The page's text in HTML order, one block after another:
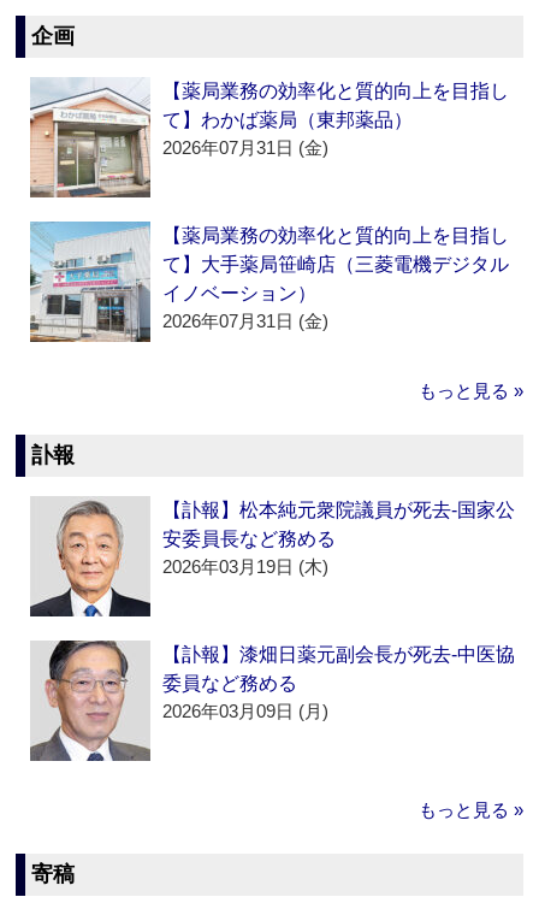
企画
【薬局業務の効率化と質的向上を目指し
て】わかば薬局（東邦薬品）
2026年07月31日 (金)
【薬局業務の効率化と質的向上を目指し
て】大手薬局笹崎店（三菱電機デジタル
イノベーション）
2026年07月31日 (金)
もっと見る »
訃報
【訃報】松本純元衆院議員が死去‐国家公
安委員長など務める
2026年03月19日 (木)
【訃報】漆畑日薬元副会長が死去‐中医協
委員など務める
2026年03月09日 (月)
もっと見る »
寄稿